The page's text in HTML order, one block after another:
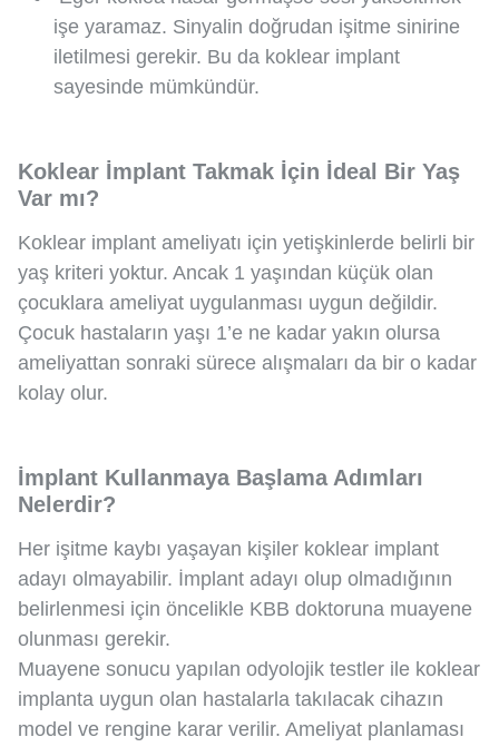
işe yaramaz. Sinyalin doğrudan işitme sinirine
iletilmesi gerekir. Bu da koklear implant
sayesinde mümkündür.
Koklear İmplant Takmak İçin İdeal Bir Yaş
Var mı?
Koklear implant ameliyatı için yetişkinlerde belirli bir
yaş kriteri yoktur. Ancak 1 yaşından küçük olan
çocuklara ameliyat uygulanması uygun değildir.
Çocuk hastaların yaşı 1’e ne kadar yakın olursa
ameliyattan sonraki sürece alışmaları da bir o kadar
kolay olur.
İmplant Kullanmaya Başlama Adımları
Nelerdir?
Her işitme kaybı yaşayan kişiler koklear implant
adayı olmayabilir. İmplant adayı olup olmadığının
belirlenmesi için öncelikle KBB doktoruna muayene
olunması gerekir.
Muayene sonucu yapılan odyolojik testler ile koklear
implanta uygun olan hastalarla takılacak cihazın
model ve rengine karar verilir. Ameliyat planlaması